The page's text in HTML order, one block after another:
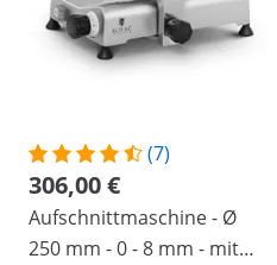
(7)
306,00 €
Aufschnittmaschine - Ø
250 mm - 0 - 8 mm - mit